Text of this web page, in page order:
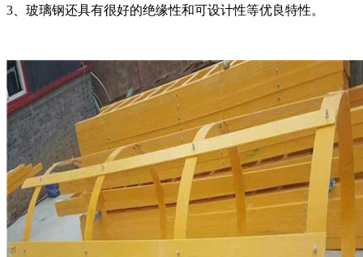
3、玻璃钢还具有很好的绝缘性和可设计性等优良特性。